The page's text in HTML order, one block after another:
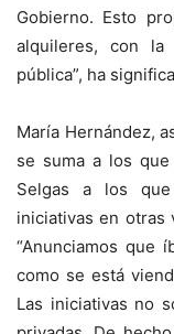
Gobierno. Esto
alquileres, con
pública”, ha
María Hernández,
se suma a los
Selgas a los
iniciativas en otras
“Anunciamos que
como se está
Las iniciativas no